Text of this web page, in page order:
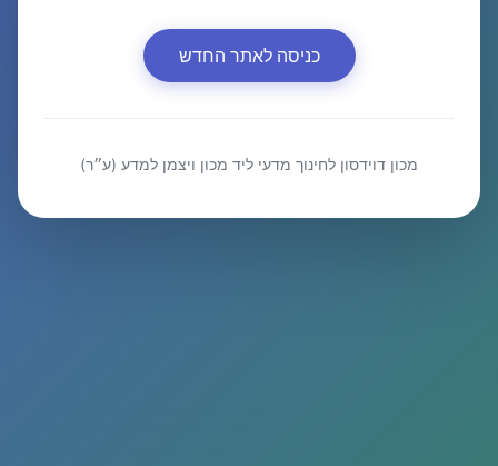
כניסה לאתר החדש
מכון דוידסון לחינוך מדעי ליד מכון ויצמן למדע (ע״ר)